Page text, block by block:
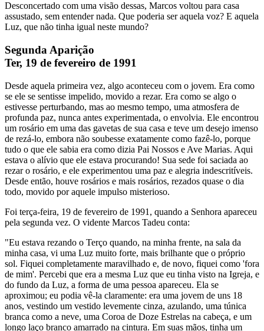
Desconcertado com uma visão dessas, Marcos voltou para casa
assustado, sem entender nada. Que poderia ser aquela voz? E aquela
Luz, que não tinha igual neste mundo?
Segunda Aparição
Ter, 19 de fevereiro de 1991
Desde aquela primeira vez, algo aconteceu com o jovem. Era como
se ele se sentisse impelido, movido a rezar. Era como se algo o
estivesse perturbando, mas ao mesmo tempo, uma atmosfera de
profunda paz, nunca antes experimentada, o envolvia. Ele encontrou
um rosário em uma das gavetas de sua casa e teve um desejo imenso
de rezá-lo, embora não soubesse exatamente como fazê-lo, porque
tudo o que ele sabia era como dizia Pai Nossos e Ave Marias. Aqui
estava o alívio que ele estava procurando! Sua sede foi saciada ao
rezar o rosário, e ele experimentou uma paz e alegria indescritíveis.
Desde então, houve rosários e mais rosários, rezados quase o dia
todo, movido por aquele impulso misterioso.
Foi terça-feira, 19 de fevereiro de 1991, quando a Senhora apareceu
pela segunda vez. O vidente Marcos Tadeu conta:
"Eu estava rezando o Terço quando, na minha frente, na sala da
minha casa, vi uma Luz muito forte, mais brilhante que o próprio
sol. Fiquei completamente maravilhado e, de novo, fiquei como 'fora
de mim'. Percebi que era a mesma Luz que eu tinha visto na Igreja, e
do fundo da Luz, a forma de uma pessoa apareceu. Ela se
aproximou; eu podia vê-la claramente: era uma jovem de uns 18
anos, vestindo um vestido levemente cinza, azulando, uma túnica
branca como a neve, uma Coroa de Doze Estrelas na cabeça, e um
longo laço branco amarrado na cintura. Em suas mãos, tinha um